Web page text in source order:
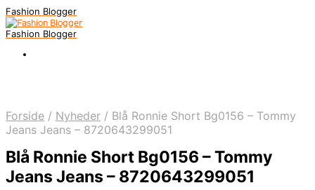
Fashion Blogger
Fashion Blogger
Forside / Nyheder / Blå Ronnie Short Bg0156 – Tommy
Jeans Jeans – 8720643299051
Blå Ronnie Short Bg0156 – Tommy
Jeans Jeans – 8720643299051